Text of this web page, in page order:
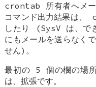
crontab 所有者へメ
コマンド出力結果は
したり (SysV は、で
にもメールを送らなく
せん)。
最初の 5 個の欄の場所
は、拡張です。